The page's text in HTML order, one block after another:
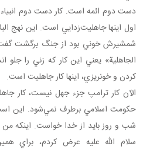
دست دوم ائمه است. کار دست دوم
اول اينها جاهليت‌زدايي است. اين نهج
شمشيرش خوني بود از جنگ برگشت
الجاهلية» يعني اين کار که زني را جلو
کردن و خونريزي، اينها کار جاهليت است.
الآن کار ترامپ جزء جهل نيست، کار
حکومت اسلامي برطرف نمي‌شود. اين
شب و روز بايد از خدا خواست. اينکه من
سلام الله عليه عرض کردم، براي